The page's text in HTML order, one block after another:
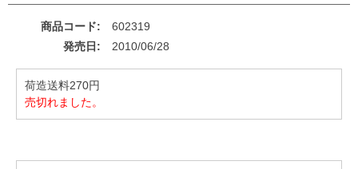
商品コード
602319
発売日
2010/06/28
荷造送料270円
売切れました。